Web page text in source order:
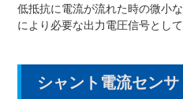
低抵抗に電流が流れた時の微小
により必要な出力電圧信号とし
シャント電流セン